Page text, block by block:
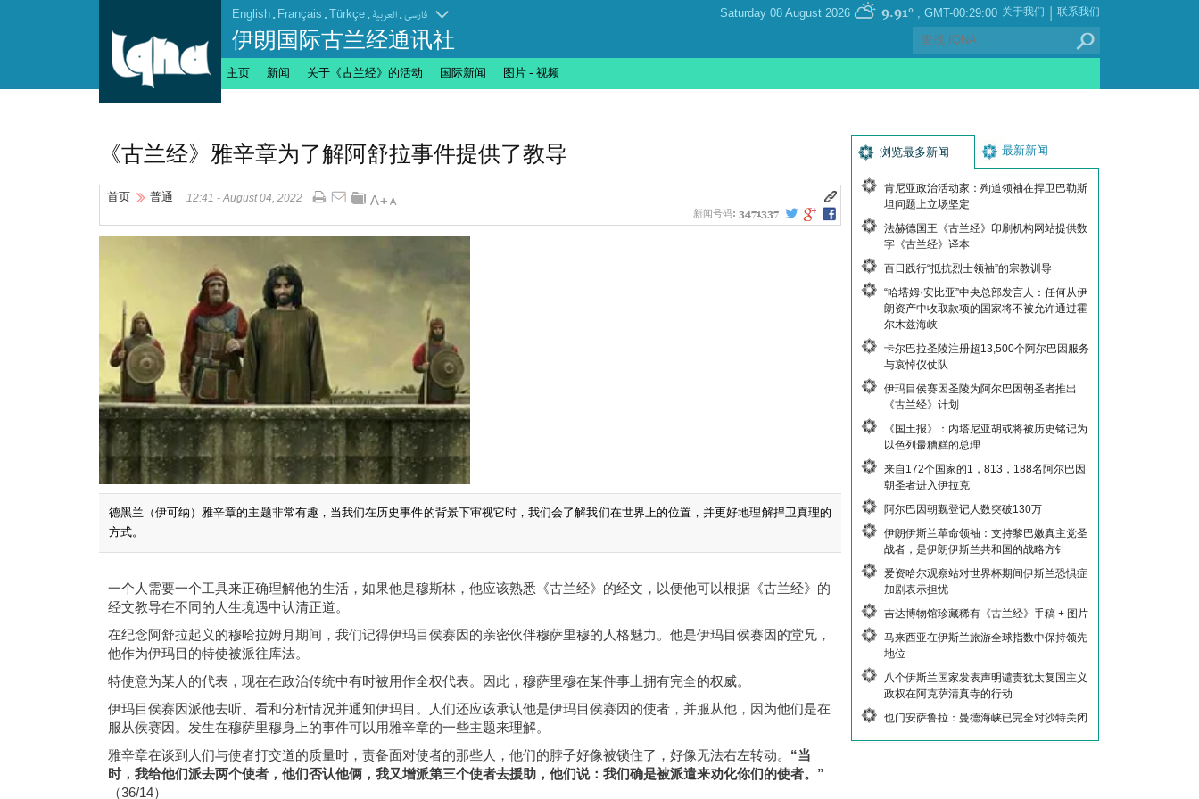
English . Français . Türkçe . العربیة.فارسی
伊朗国际古兰经通讯社
GMT-00:29:00
, Saturday 08 August 2026
9.91° 联系我们
|
关于我们
主页 新闻 关于《古兰经》的活动 国际新闻 图片 - 视频
《古兰经》雅辛章为了解阿舒拉事件提供了教导
首页 普通
12:41 - August 04, 2022
新闻号码: 3471337
德黑兰（伊可纳）雅辛章的主题非常有趣，当我们在历史事件的背景下审视它时，我们会了解我们在世界上的位置，并更好地理解捍卫真理的
方式。
一个人需要一个工具来正确理解他的生活，如果他是穆斯林，他应该熟悉《古兰经》的经文，以便他可以根据《古兰经》的
经文教导在不同的人生境遇中认清正道。
在纪念阿舒拉起义的穆哈拉姆月期间，我们记得伊玛目侯赛因的亲密伙伴穆萨里穆的人格魅力。他是伊玛目侯赛因的堂兄，
他作为伊玛目的特使被派往库法。
特使意为某人的代表，现在在政治传统中有时被用作全权代表。因此，穆萨里穆在某件事上拥有完全的权威。
伊玛目侯赛因派他去听、看和分析情况并通知伊玛目。人们还应该承认他是伊玛目侯赛因的使者，并服从他，因为他们是在
服从侯赛因。发生在穆萨里穆身上的事件可以用雅辛章的一些主题来理解。
雅辛章在谈到人们与使者打交道的质量时，责备面对使者的那些人，他们的脖子好像被锁住了，好像无法右左转动。 “当
时，我给他们派去两个使者，他们否认他俩，我又增派第三个使者去援助，他们说：我们确是被派遣来劝化你们的使者。 ”
（36/14）
浏览最多新闻 最新新闻
肯尼亚政治活动家：殉道领袖在捍卫巴勒斯
坦问题上立场坚定
法赫德国王《古兰经》印刷机构网站提供数
字《古兰经》译本
百日践行“抵抗烈士领袖”的宗教训导
“哈塔姆·安比亚”中央总部发言人：任何从伊
朗资产中收取款项的国家将不被允许通过霍
尔木兹海峡
卡尔巴拉圣陵注册超13,500个阿尔巴因服务
与哀悼仪仗队
伊玛目侯赛因圣陵为阿尔巴因朝圣者推出
《古兰经》计划
《国土报》：内塔尼亚胡或将被历史铭记为
以色列最糟糕的总理
来自172个国家的1，813，188名阿尔巴因
朝圣者进入伊拉克
阿尔巴因朝觐登记人数突破130万
伊朗伊斯兰革命领袖：支持黎巴嫩真主党圣
战者，是伊朗伊斯兰共和国的战略方针
爱资哈尔观察站对世界杯期间伊斯兰恐惧症
加剧表示担忧
吉达博物馆珍藏稀有《古兰经》手稿 + 图片
马来西亚在伊斯兰旅游全球指数中保持领先
地位
八个伊斯兰国家发表声明谴责犹太复国主义
政权在阿克萨清真寺的行动
也门安萨鲁拉：曼德海峡已完全对沙特关闭